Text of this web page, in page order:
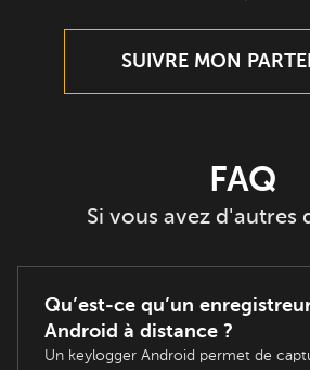
SUIVRE MON
FAQ
Si vous avez d'autres
Qu’est-ce qu’un
Android à distance ?
Un keylogger Android permet de